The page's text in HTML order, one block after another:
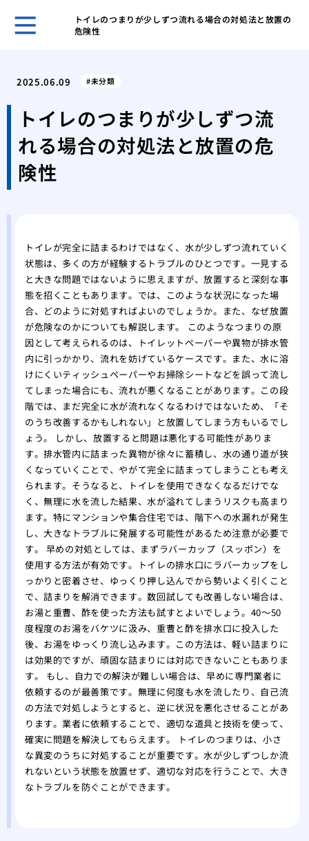
トイレのつまりが少しずつ流れる場合の対処法と放置の
危険性
践
2025.06.09 未分類
トイレのつまりが少しずつ流
れる場合の対処法と放置の危
険性
トイレが完全に詰まるわけではなく、水が少しずつ流れていく
状態は、多くの方が経験するトラブルのひとつです。一見する
と大きな問題ではないように思えますが、放置すると深刻な事
態を招くこともあります。では、このような状況になった場
合、どのように対処すればよいのでしょうか。また、なぜ放置
が危険なのかについても解説します。 このようなつまりの原
因として考えられるのは、トイレットペーパーや異物が排水管
内に引っかかり、流れを妨げているケースです。また、水に溶
けにくいティッシュペーパーやお掃除シートなどを誤って流し
てしまった場合にも、流れが悪くなることがあります。この段
階では、まだ完全に水が流れなくなるわけではないため、「そ
のうち改善するかもしれない」と放置してしまう方もいるでし
ょう。 しかし、放置すると問題は悪化する可能性がありま
す。排水管内に詰まった異物が徐々に蓄積し、水の通り道が狭
くなっていくことで、やがて完全に詰まってしまうことも考え
られます。そうなると、トイレを使用できなくなるだけでな
く、無理に水を流した結果、水が溢れてしまうリスクも高まり
ます。特にマンションや集合住宅では、階下への水漏れが発生
し、大きなトラブルに発展する可能性があるため注意が必要で
す。 早めの対処としては、まずラバーカップ（スッポン）を
使用する方法が有効です。トイレの排水口にラバーカップをし
っかりと密着させ、ゆっくり押し込んでから勢いよく引くこと
で、詰まりを解消できます。数回試しても改善しない場合は、
お湯と重曹、酢を使った方法も試すとよいでしょう。40〜50
度程度のお湯をバケツに汲み、重曹と酢を排水口に投入した
後、お湯をゆっくり流し込みます。この方法は、軽い詰まりに
は効果的ですが、頑固な詰まりには対応できないこともありま
す。 もし、自力での解決が難しい場合は、早めに専門業者に
依頼するのが最善策です。無理に何度も水を流したり、自己流
の方法で対処しようとすると、逆に状況を悪化させることがあ
ります。業者に依頼することで、適切な道具と技術を使って、
確実に問題を解決してもらえます。 トイレのつまりは、小さ
な異変のうちに対処することが重要です。水が少しずつしか流
れないという状態を放置せず、適切な対応を行うことで、大き
なトラブルを防ぐことができます。